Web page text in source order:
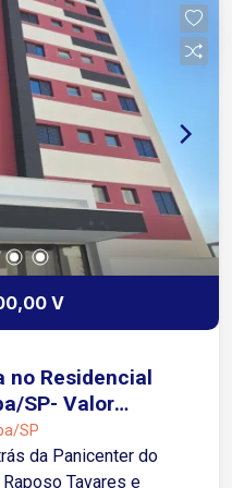
Acessibilidade,
Jogos e Meeting
V
no Residencial
SP- Valor
SP
da Panicenter do
Tavares e